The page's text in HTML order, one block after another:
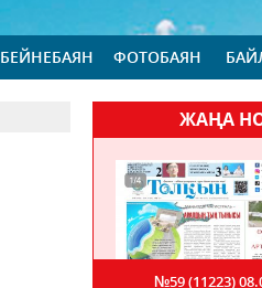
БЕЙНЕБАЯН ФОТОБАЯН
ЖАҢА
№59 (11223)